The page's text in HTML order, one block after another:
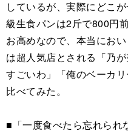
しているが、実際にどこ
級生食パンは2斤で800円
お高めなので、本当にお
は超人気店とされる「乃
すごいわ」「俺のベーカ
比べてみた。
■「一度食べたら忘れられ